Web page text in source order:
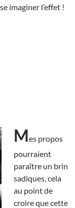
imaginer l’effet !
Mes propos
pourraient
paraître un brin
sadiques, cela
au point de
croire que cette